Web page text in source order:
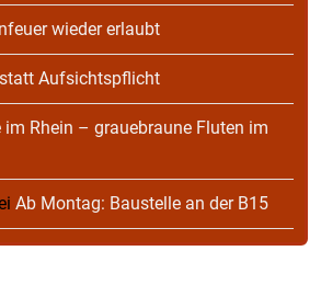
wieder erlaubt
Aufsichtspflicht
im Rhein – grauebraune Fluten im
Ab Montag: Baustelle an der B15